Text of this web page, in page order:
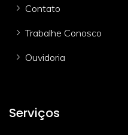
Contato
Trabalhe Conosco
Ouvidoria
Serviços